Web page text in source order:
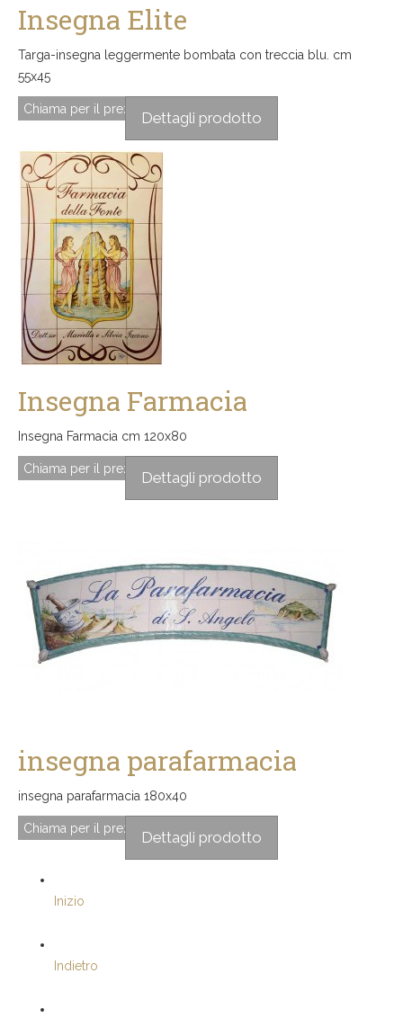
Insegna Elite
Targa-insegna leggermente bombata con treccia blu. cm
55x45
Chiama per il prezzo
Dettagli prodotto
Insegna Farmacia
Insegna Farmacia cm 120x80
Chiama per il prezzo
Dettagli prodotto
insegna parafarmacia
insegna parafarmacia 180x40
Chiama per il prezzo
Dettagli prodotto
Inizio
Indietro